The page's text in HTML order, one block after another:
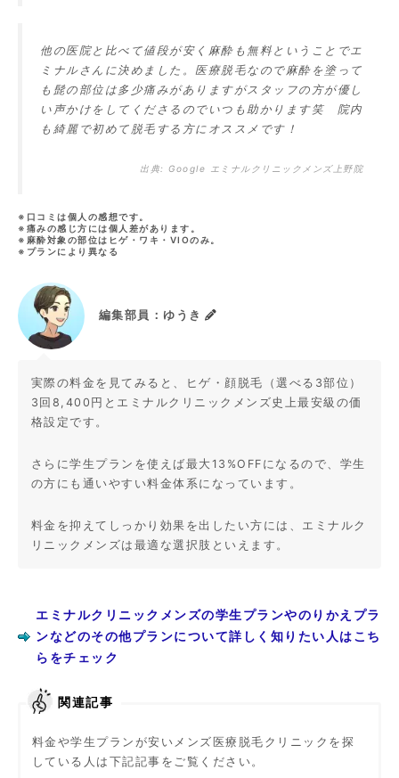
他の医院と比べて値段が安く麻酔も無料ということでエ
ミナルさんに決めました。医療脱毛なので麻酔を塗って
も髭の部位は多少痛みがありますがスタッフの方が優し
い声かけをしてくださるのでいつも助かります笑 院内
も綺麗で初めて脱毛する方にオススメです！
出典: Google エミナルクリニックメンズ上野院
※口コミは個人の感想です。
※痛みの感じ方には個人差があります。
※麻酔対象の部位はヒゲ・ワキ・VIOのみ。
※プランにより異なる
編集部員：ゆうき
実際の料金を見てみると、ヒゲ・顔脱毛（選べる3部位）
3回8,400円とエミナルクリニックメンズ史上最安級の価
格設定です。
さらに学生プランを使えば最大13%OFFになるので、学生
の方にも通いやすい料金体系になっています。
料金を抑えてしっかり効果を出したい方には、エミナルク
リニックメンズは最適な選択肢といえます。
エミナルクリニックメンズの学生プランやのりかえプラ
ンなどのその他プランについて詳しく知りたい人はこち
らをチェック
関連記事
料金や学生プランが安いメンズ医療脱毛クリニックを探
している人は下記記事をご覧ください。